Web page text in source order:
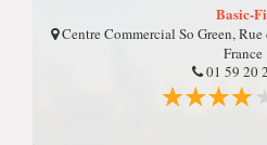
Basic-
Centre Commercial So Green,
France
01 59 20